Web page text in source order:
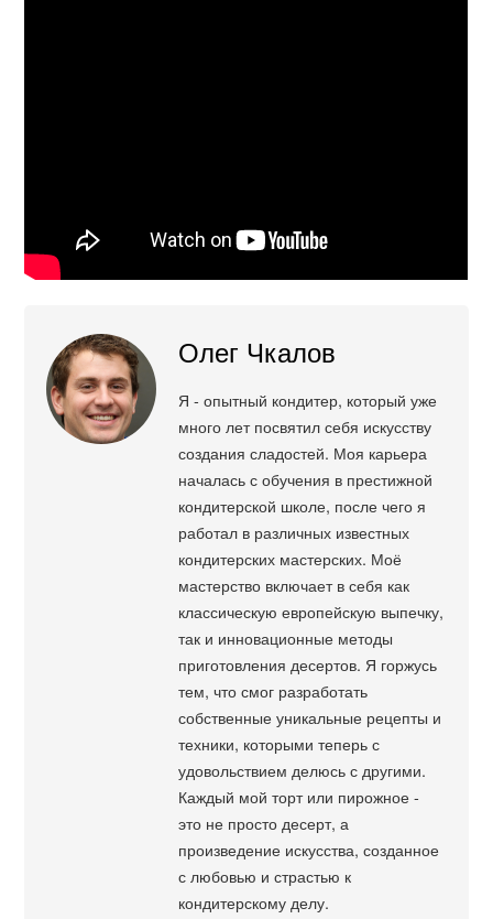
Олег Чкалов
Я - опытный кондитер, который уже
много лет посвятил себя искусству
создания сладостей. Моя карьера
началась с обучения в престижной
кондитерской школе, после чего я
работал в различных известных
кондитерских мастерских. Моё
мастерство включает в себя как
классическую европейскую выпечку,
так и инновационные методы
приготовления десертов. Я горжусь
тем, что смог разработать
собственные уникальные рецепты и
техники, которыми теперь с
удовольствием делюсь с другими.
Каждый мой торт или пирожное -
это не просто десерт, а
произведение искусства, созданное
с любовью и страстью к
кондитерскому делу.